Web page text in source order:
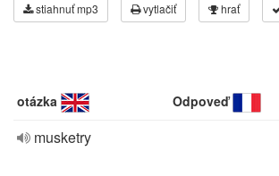
stiahnuť mp3 vytlačiť hrať
otázka Odpoveď
musketry